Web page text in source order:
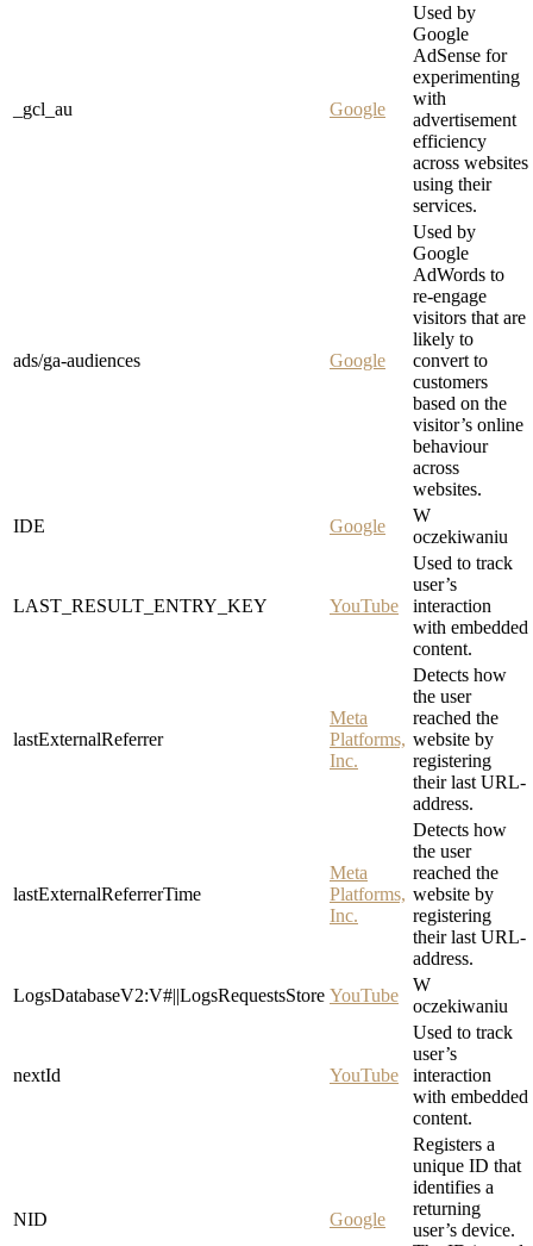
_gcl_au Google
Used by
Google
AdSense for
experimenting
with
advertisement
efficiency
across websites
using their
services.
ads/ga-audiences Google
Used by
Google
AdWords to
re-engage
visitors that are
likely to
convert to
customers
based on the
visitor’s online
behaviour
across
websites.
IDE
Google
W
oczekiwaniu
LAST_RESULT_ENTRY_KEY YouTube
Used to track
user’s
interaction
with embedded
content.
lastExternalReferrer
Meta
Platforms,
Inc.
Detects how
the user
reached the
website by
registering
their last URL-
address.
lastExternalReferrerTime
Meta
Platforms,
Inc.
Detects how
the user
reached the
website by
registering
their last URL-
address.
LogsDatabaseV2:V#||LogsRequestsStore YouTube
W
oczekiwaniu
nextId YouTube
Used to track
user’s
interaction
with embedded
content.
NID Google
Registers a
unique ID that
identifies a
returning
user’s device.